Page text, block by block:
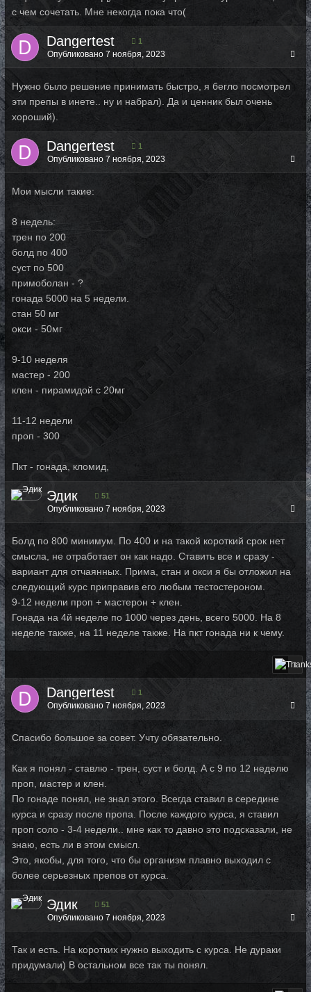
с чем сочетать. Мне некогда пока что(
Dangertest 1
Опубликовано 7 ноября, 2023
Нужно было решение принимать быстро, я бегло посмотрел
эти препы в инете.. ну и набрал). Да и ценник был очень
хороший).
Dangertest 1
Опубликовано 7 ноября, 2023
Мои мысли такие:
8 недель:
трен по 200
болд по 400
суст по 500
примоболан - ?
гонада 5000 на 5 недели.
стан 50 мг
окси - 50мг
9-10 неделя
мастер - 200
клен - пирамидой с 20мг
11-12 недели
проп - 300
Пкт - гонада, кломид,
Эдик 51
Опубликовано 7 ноября, 2023
Болд по 800 минимум. По 400 и на такой короткий срок нет
смысла, не отработает он как надо. Ставить все и сразу -
вариант для отчаянных. Прима, стан и окси я бы отложил на
следующий курс приправив его любым тестостероном.
9-12 недели проп + мастерон + клен.
Гонада на 4й неделе по 1000 через день, всего 5000. На 8
неделе также, на 11 неделе также. На пкт гонада ни к чему.
1
Dangertest 1
Опубликовано 7 ноября, 2023
Спасибо большое за совет. Учту обязательно.
Как я понял - ставлю - трен, суст и болд. А с 9 по 12 неделю
проп, мастер и клен.
По гонаде понял, не знал этого. Всегда ставил в середине
курса и сразу после пропа. После каждого курса, я ставил
проп соло - 3-4 недели.. мне как то давно это подсказали, не
знаю, есть ли в этом смысл.
Это, якобы, для того, что бы организм плавно выходил с
более серьезных препов от курса.
Эдик 51
Опубликовано 7 ноября, 2023
Так и есть. На коротких нужно выходить с курса. Не дураки
придумали) В остальном все так ты понял.